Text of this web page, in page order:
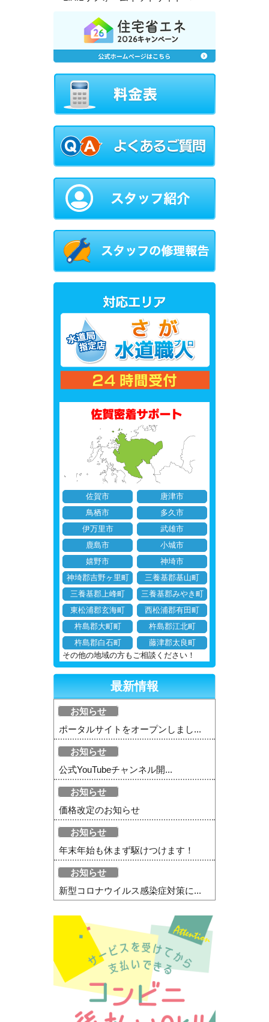
佐賀市
唐津市
鳥栖市
多久市
伊万里市
武雄市
鹿島市
小城市
嬉野市
神埼市
神埼郡吉野ヶ里町
三養基郡基山町
三養基郡上峰町
三養基郡みやき町
東松浦郡玄海町
西松浦郡有田町
杵島郡大町町
杵島郡江北町
杵島郡白石町
藤津郡太良町
その他の地域の方もご相談ください！
最新情報
お知らせ
ポータルサイトをオープンしまし...
お知らせ
公式YouTubeチャンネル開...
お知らせ
価格改定のお知らせ
お知らせ
年末年始も休まず駆けつけます！
お知らせ
新型コロナウイルス感染症対策に...